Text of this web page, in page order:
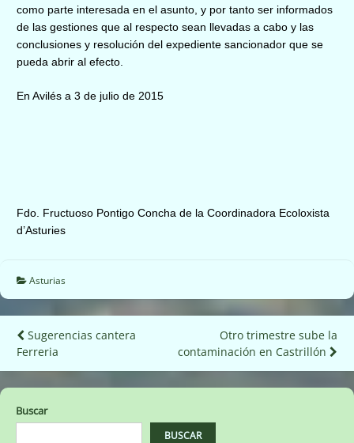
como parte interesada en el asunto, y por tanto ser informados
de las gestiones que al respecto sean llevadas a cabo y las
conclusiones y resolución del expediente sancionador que se
pueda abrir al efecto.
En Avilés a 3 de julio de 2015
Fdo. Fructuoso Pontigo Concha de la Coordinadora Ecoloxista
d’Asturies
Asturias
Navegación
de
entradas
Sugerencias cantera
Otro trimestre sube la
contaminación en Castrillón
Buscar
BUSCAR